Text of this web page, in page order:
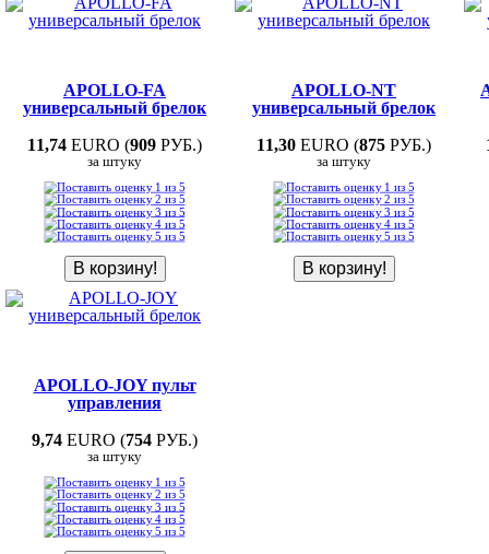
APOLLO-FA
универсальный брелок
11,74 EURO (909 РУБ.)
за штуку
APOLLO-NT
универсальный брелок
11,30 EURO (875 РУБ.)
за штуку
APOLLO-JOY пульт
управления
9,74 EURO (754 РУБ.)
за штуку